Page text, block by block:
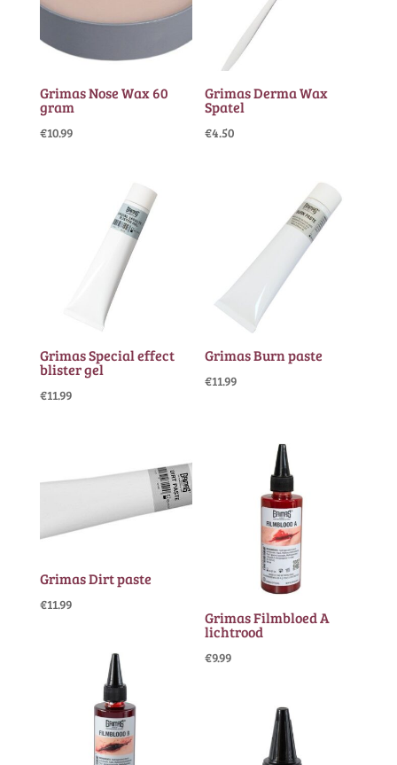
Grimas Nose Wax 60
gram
€10.99
Grimas Derma Wax
Spatel
€4.50
Grimas Special effect
blister gel
€11.99
Grimas Burn paste
€11.99
Grimas Dirt paste
€11.99
Grimas Filmbloed A
lichtrood
€9.99